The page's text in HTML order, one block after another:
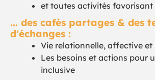
et toutes activités favorisant
... des cafés partages & des
d'échanges :
Vie relationnelle, affective et
Les besoins et actions pour
inclusive